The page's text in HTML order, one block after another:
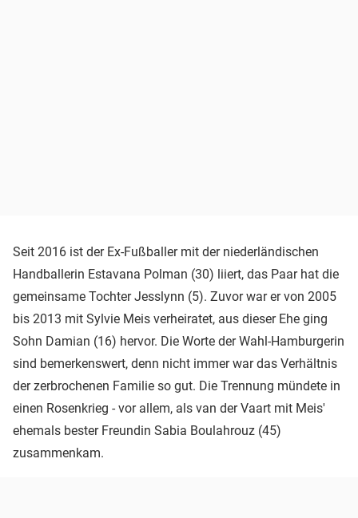
Seit 2016 ist der Ex-Fußballer mit der niederländischen
Handballerin Estavana Polman (30) liiert, das Paar hat die
gemeinsame Tochter Jesslynn (5). Zuvor war er von 2005
bis 2013 mit Sylvie Meis verheiratet, aus dieser Ehe ging
Sohn Damian (16) hervor. Die Worte der Wahl-Hamburgerin
sind bemerkenswert, denn nicht immer war das Verhältnis
der zerbrochenen Familie so gut. Die Trennung mündete in
einen Rosenkrieg - vor allem, als van der Vaart mit Meis'
ehemals bester Freundin Sabia Boulahrouz (45)
zusammenkam.